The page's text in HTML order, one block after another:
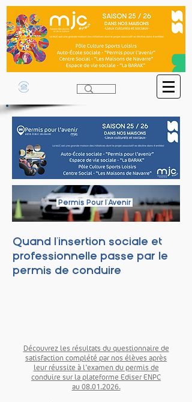
Permis Pour l'Avenir
Quand l'insertion sociale et
professionnelle passe par le
permis de conduire
Découvrez les résultats du questionnaire de
satisfaction complété par nos élèves après
leur réussite à l’examen du permis de
conduire sur la plateforme Ediser ENPC
au 08.01.2026.